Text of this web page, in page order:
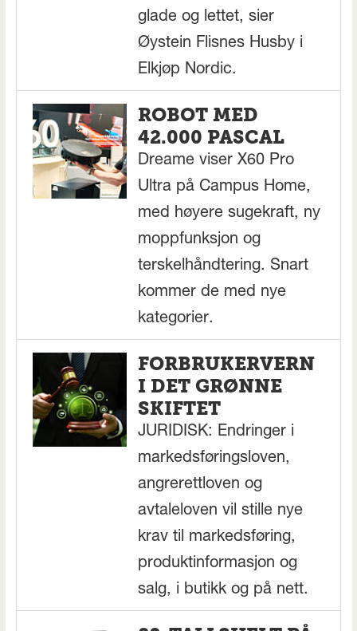
glade og lettet, sier
Øystein Flisnes Husby i
Elkjøp Nordic.
ROBOT MED
42.000 PASCAL
Dreame viser X60 Pro
Ultra på Campus Home,
med høyere sugekraft, ny
moppfunksjon og
terskelhåndtering. Snart
kommer de med nye
kategorier.
FORBRUKERVERN
I DET GRØNNE
SKIFTET
JURIDISK: Endringer i
markedsføringsloven,
angrerettloven og
avtaleloven vil stille nye
krav til markedsføring,
produktinformasjon og
salg, i butikk og på nett.